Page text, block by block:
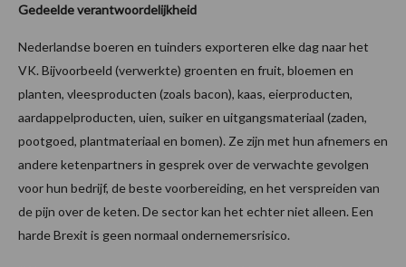
Gedeelde verantwoordelijkheid
Nederlandse boeren en tuinders exporteren elke dag naar het
VK. Bijvoorbeeld (verwerkte) groenten en fruit, bloemen en
planten, vleesproducten (zoals bacon), kaas, eierproducten,
aardappelproducten, uien, suiker en uitgangsmateriaal (zaden,
pootgoed, plantmateriaal en bomen). Ze zijn met hun afnemers en
andere ketenpartners in gesprek over de verwachte gevolgen
voor hun bedrijf, de beste voorbereiding, en het verspreiden van
de pijn over de keten. De sector kan het echter niet alleen. Een
harde Brexit is geen normaal ondernemersrisico.